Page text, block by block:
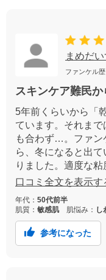
まめだ
ファンケル歴
スキンケア難民か
5年前くらいから「
ています。それま
も合わず…。ファン
ら、冬になると出
りました。適度な
が感じられて使い心
口コミ全文を表示す
年代： 50代前半
肌質： 敏感肌 肌悩み： し
参考になった